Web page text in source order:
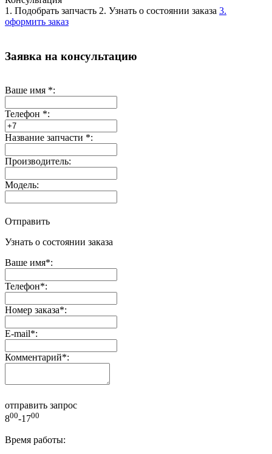
1. Подобрать запчасть 2. Узнать о состоянии заказа 3.
оформить заказ
Заявка на консультацию
Ваше имя *:
Телефон *:
Название запчасти *:
Производитель:
Модель:
Отправить
Узнать о состоянии заказа
Ваше имя*:
Телефон*:
Номер заказа*:
E-mail*:
Комментарий*:
отправить запрос
800-1700
Время работы: